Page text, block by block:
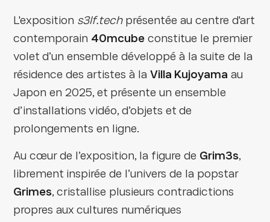
L'exposition s3lf.techprésentée au centre d'art
contemporain 40mcube constitue le premier
volet d’un ensemble développé à la suite de la
résidence des artistes à la Villa Kujoyama au
Japon en 2025, et présente un ensemble
d’installations vidéo, d’objets et de
prolongements en ligne.
Au cœur de l’exposition, la figure de Grim3s,
librement inspirée de l’univers de la popstar
Grimes, cristallise plusieurs contradictions
propres aux cultures numériques